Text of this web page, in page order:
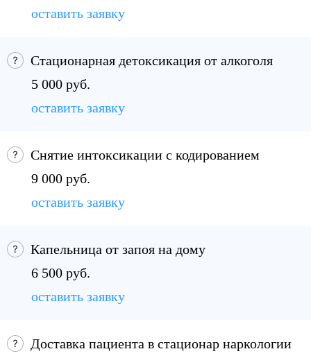
оставить заявку
Стационарная детоксикация от алкоголя
5 000 руб.
оставить заявку
Снятие интоксикации с кодированием
9 000 руб.
оставить заявку
Капельница от запоя на дому
6 500 руб.
оставить заявку
Доставка пациента в стационар наркологии